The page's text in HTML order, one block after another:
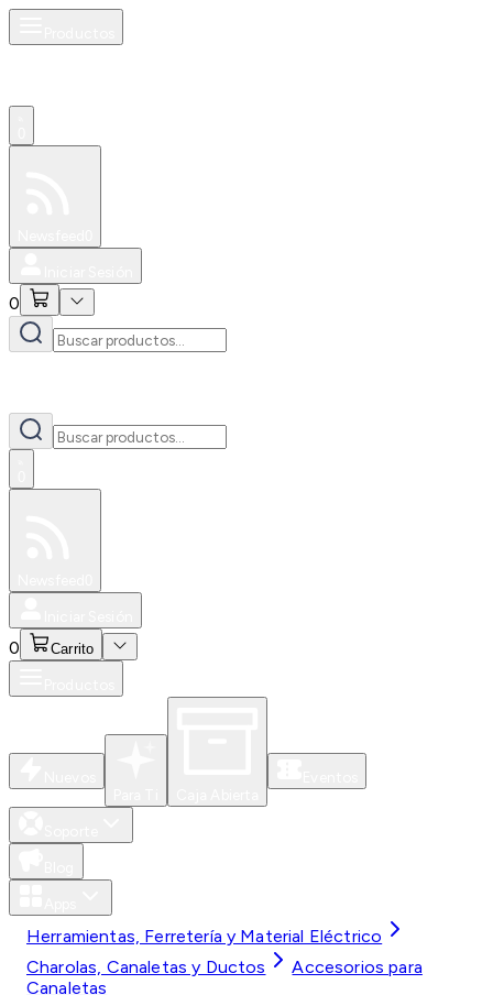
0
0 Carrito
Herramientas, Ferretería y Material Eléctrico
Charolas, Canaletas y Ductos
Accesorios para
Canaletas